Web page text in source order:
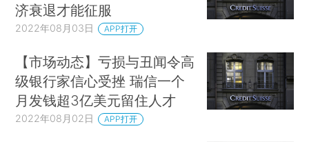
济衰退才能征服
2022年08月03日 APP打开
【市场动态】亏损与丑闻令高
级银行家信心受挫 瑞信一个
月发钱超3亿美元留住人才
2022年08月02日 APP打开